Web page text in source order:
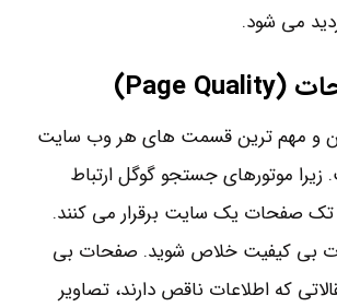
می شود.
(
Page Quality
)
و مهم ترین قسمت های هر وب سایت
موتورهای جستجو گوگل ارتباط
صفحات یک سایت برقرار می کنند.
بی کیفیت خلاص شوید. صفحات بی
که اطلاعات ناقص دارند، تصاویر